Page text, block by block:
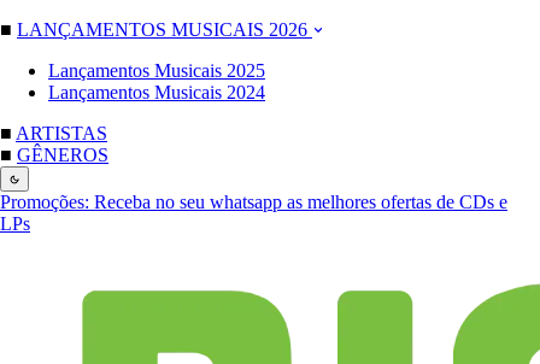
■ LANÇAMENTOS MUSICAIS 2026
Lançamentos Musicais 2025
Lançamentos Musicais 2024
■ ARTISTAS
■ GÊNEROS
Promoções: Receba no seu whatsapp as melhores ofertas de CDs e
LPs